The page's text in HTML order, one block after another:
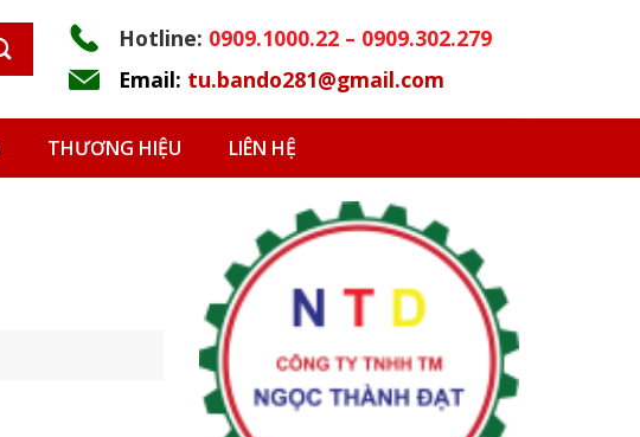
Hotline: 0909.1000.22 – 0909.302.279
Email: tu.bando281@gmail.com
THƯƠNG HIỆU LIÊN HỆ